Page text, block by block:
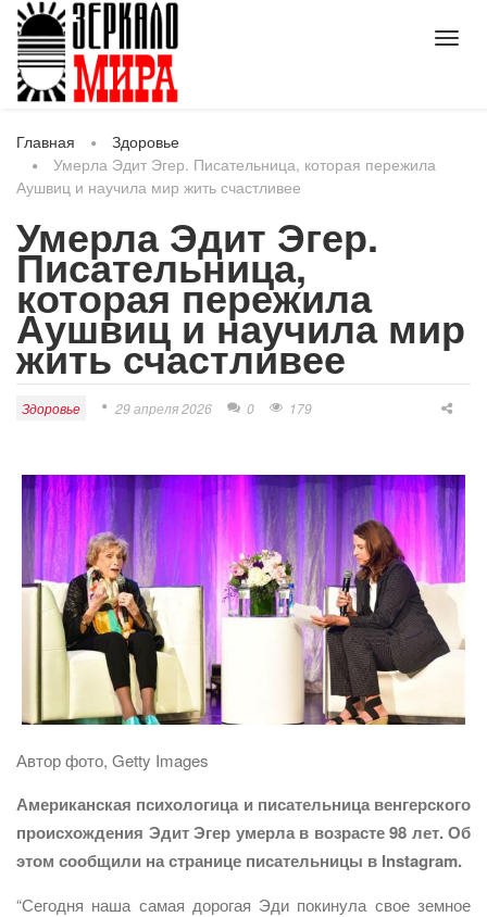
Главная
Здоровье
Умерла Эдит Эгер. Писательница, которая пережила
Аушвиц и научила мир жить счастливее
Умерла Эдит Эгер.
Писательница,
которая пережила
Аушвиц и научила мир
жить счастливее
Здоровье 29 апреля 2026 0 179
Автор фото, Getty Images
Американская психологица и писательница венгерского
происхождения Эдит Эгер умерла в возрасте 98 лет. Об
этом сообщили на странице писательницы в Instagram.
“Сегодня наша самая дорогая Эди покинула свое земное